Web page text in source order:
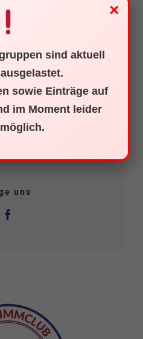
×
sind aktuell
sowie Einträge auf
im Moment leider
Waldshut e. V.
Preiß
3
Tiengen
uns